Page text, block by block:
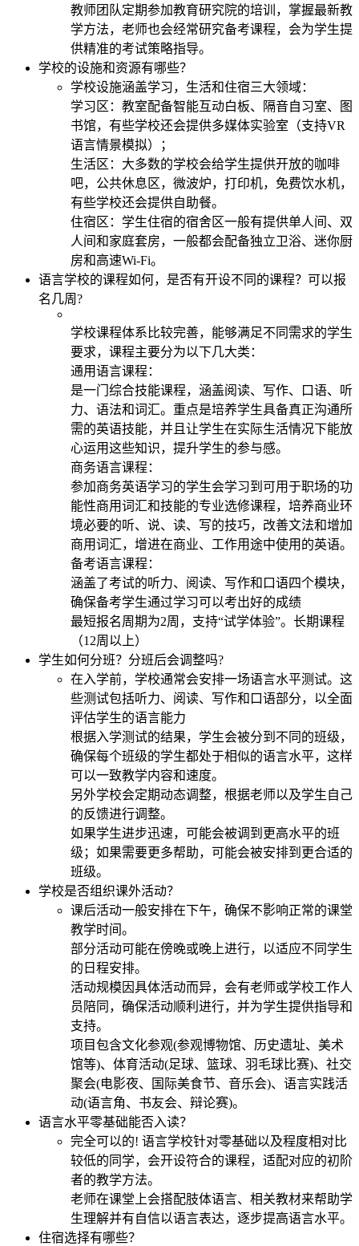
教师团队定期参加教育研究院的培训，掌握最新教
学方法，老师也会经常研究备考课程，会为学生提
供精准的考试策略指导。
学校的设施和资源有哪些？
学校设施涵盖学习，生活和住宿三大领域：
学习区：教室配备智能互动白板、隔音自习室、图
书馆，有些学校还会提供多媒体实验室（支持VR
语言情景模拟）；
生活区：大多数的学校会给学生提供开放的咖啡
吧，公共休息区，微波炉，打印机，免费饮水机，
有些学校还会提供自助餐。
住宿区：学生住宿的宿舍区一般有提供单人间、双
人间和家庭套房，一般都会配备独立卫浴、迷你厨
房和高速Wi-Fi。
语言学校的课程如何，是否有开设不同的课程？可以报
名几周?
学校课程体系比较完善，能够满足不同需求的学生
要求，课程主要分为以下几大类：
通用语言课程：
是一门综合技能课程，涵盖阅读、写作、口语、听
力、语法和词汇。重点是培养学生具备真正沟通所
需的英语技能，并且让学生在实际生活情况下能放
心运用这些知识，提升学生的参与感。
商务语言课程：
参加商务英语学习的学生会学习到可用于职场的功
能性商用词汇和技能的专业选修课程，培养商业环
境必要的听、说、读、写的技巧，改善文法和增加
商用词汇，增进在商业、工作用途中使用的英语。
备考语言课程：
涵盖了考试的听力、阅读、写作和口语四个模块，
确保备考学生通过学习可以考出好的成绩
最短报名周期为2周，支持“试学体验”。长期课程
（12周以上）
学生如何分班？分班后会调整吗?
在入学前，学校通常会安排一场语言水平测试。这
些测试包括听力、阅读、写作和口语部分，以全面
评估学生的语言能力
根据入学测试的结果，学生会被分到不同的班级，
确保每个班级的学生都处于相似的语言水平，这样
可以一致教学内容和速度。
另外学校会定期动态调整，根据老师以及学生自己
的反馈进行调整。
如果学生进步迅速，可能会被调到更高水平的班
级；如果需要更多帮助，可能会被安排到更合适的
班级。
学校是否组织课外活动？
课后活动一般安排在下午，确保不影响正常的课堂
教学时间。
部分活动可能在傍晚或晚上进行，以适应不同学生
的日程安排。
活动规模因具体活动而异，会有老师或学校工作人
员陪同，确保活动顺利进行，并为学生提供指导和
支持。
项目包含文化参观(参观博物馆、历史遗址、美术
馆等)、体育活动(足球、篮球、羽毛球比赛)、社交
聚会(电影夜、国际美食节、音乐会)、语言实践活
动(语言角、书友会、辩论赛)。
语言水平零基础能否入读？
完全可以的! 语言学校针对零基础以及程度相对比
较低的同学，会开设符合的课程，适配对应的初阶
者的教学方法。
老师在课堂上会搭配肢体语言、相关教材来帮助学
生理解并有自信以语言表达，逐步提高语言水平。
住宿选择有哪些？